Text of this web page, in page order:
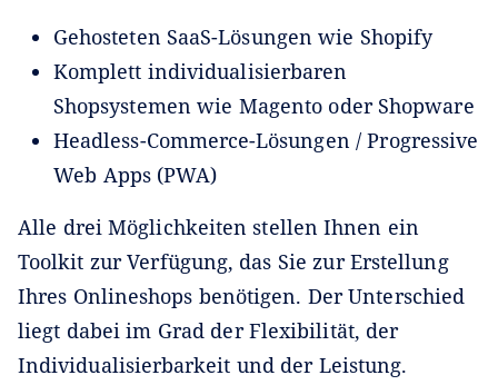
Gehosteten SaaS-Lösungen wie Shopify
Komplett individualisierbaren
Shopsystemen wie Magento oder Shopware
Headless-Commerce-Lösungen / Progressive
Web Apps (PWA)
Alle drei Möglichkeiten stellen Ihnen ein
Toolkit zur Verfügung, das Sie zur Erstellung
Ihres Onlineshops benötigen. Der Unterschied
liegt dabei im Grad der Flexibilität, der
Individualisierbarkeit und der Leistung.